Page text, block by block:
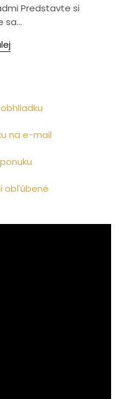
Predstavte si
sa...
na e-mail
obľúbené